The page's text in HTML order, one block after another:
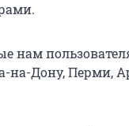
нам
на-Дону, Перми,